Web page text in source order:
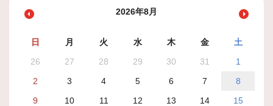
2026年8月
日 月 火 水 木 金
土
26
27 28 29 30 31
1
2
3 4 5 6 7
8
9
10 11 12 13 14
15